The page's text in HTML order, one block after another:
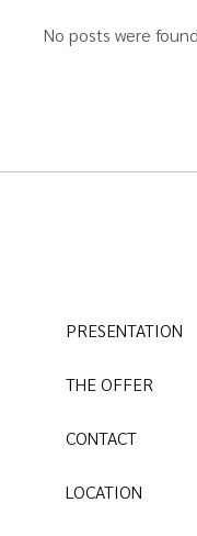
No posts were
PRESENTATION
THE OFFER
CONTACT
LOCATION